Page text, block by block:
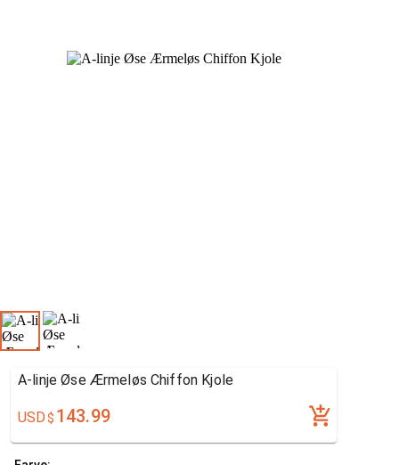
A-linje Øse Ærmeløs Chiffon Kjole
USD$ 143.99